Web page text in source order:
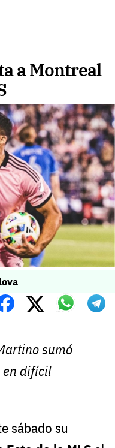
a Montreal
sumó
en difícil
sábado su